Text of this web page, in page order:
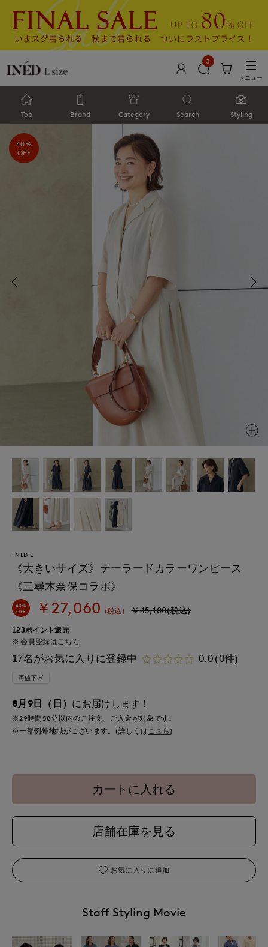
3
メニュー
Top Brand Category Search Styling
40%
OFF
INED L
《大きいサイズ》テーラードカラーワンピース
《三尋木奈保コラボ》
40%
OFF ￥27,060 (税込) ￥45,100(税込)
123ポイント還元
会員登録は こちら
17名がお気に入りに登録中 0.0 (0件)
再値下げ
8月9日（日） にお届けします！
※29時間 58分以内のご注文、ご入金が対象です。
※一部例外地域がございます。(詳しくはこちら )
カートに入れる
店舗在庫を見る
お気に入りに追加
Staff Styling Movie